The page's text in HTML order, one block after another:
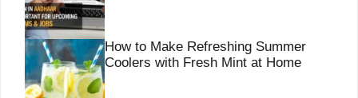
How to Make Refreshing Summer
Coolers with Fresh Mint at Home